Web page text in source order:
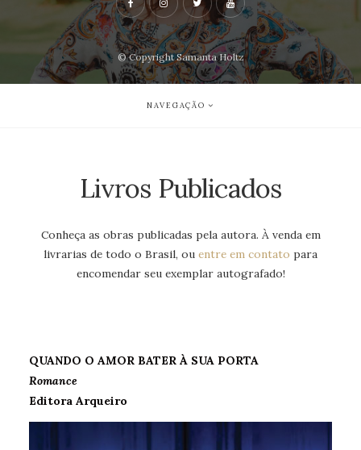
© Copyright Samanta Holtz
NAVEGAÇÃO
Livros Publicados
Conheça as obras publicadas pela autora. À venda em
livrarias de todo o Brasil, ou entre em contato para
encomendar seu exemplar autografado!
QUANDO O AMOR BATER À SUA PORTA
Romance
Editora Arqueiro